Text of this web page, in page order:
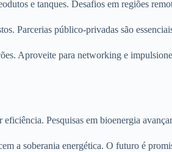
e tanques. Desafios em regiões
Parcerias público-privadas são
Aproveite para networking e
Pesquisas em bioenergia
a soberania energética. O futuro é